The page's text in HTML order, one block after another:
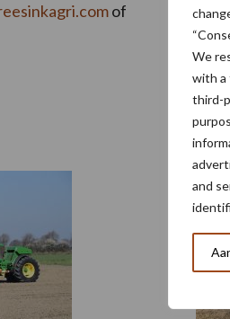
We
with a
third-
and
of